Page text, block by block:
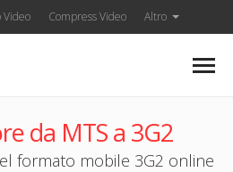
Video Compress Video Altro
da MTS a 3G2
formato mobile 3G2 online